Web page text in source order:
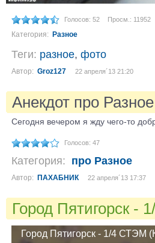
Голосов: 52 Просм.: 11952
Категория: Разное
Теги: разное, фото
Автор: Groz127 22 апреля´13 21:20
Анекдот про Разное
Сегодня вечером я жду чего-то
Голосов: 47
Категория: про Разное
Автор: ПАХАБНИК 22 апреля´13 17:37
Город Пятигорск
Город Пятигорск - 1/4 СТЭМ